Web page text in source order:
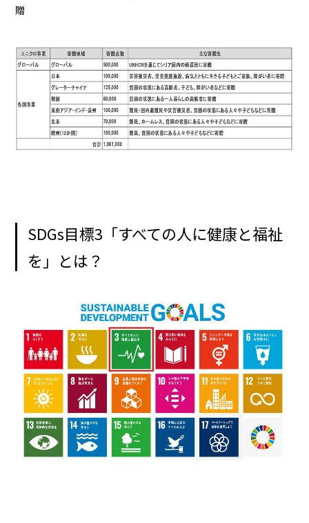
贈
SDGs目標3「すべての人に健康と福祉
を」とは？